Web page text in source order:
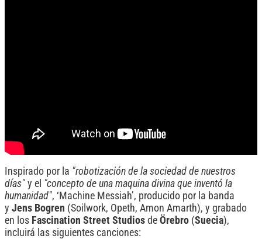
Inspirado por la "robotización de la sociedad de nuestros
días" y el "concepto de una maquina divina que inventó la
humanidad", ‘Machine Messiah’, producido por la banda
y Jens Bogren (Soilwork, Opeth, Amon Amarth), y grabado
en los Fascination Street Studios de Örebro (Suecia),
incluirá las siguientes canciones: